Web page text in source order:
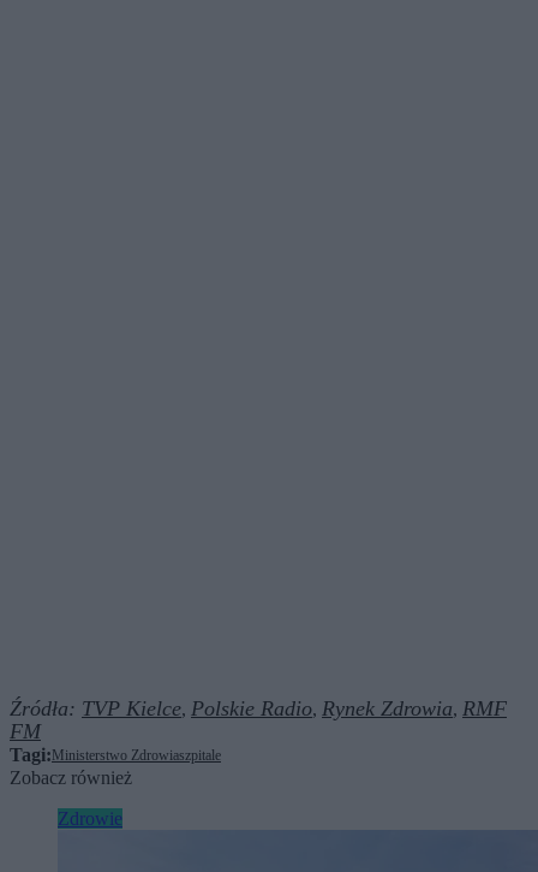
Źródła: TVP Kielce, Polskie Radio, Rynek Zdrowia, RMF
FM
Tagi: Ministerstwo Zdrowiaszpitale
Zobacz również
Zdrowie